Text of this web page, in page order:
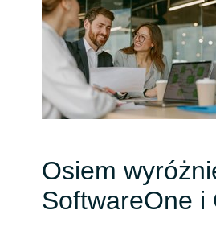
Finland
France
Germany
Iceland
India
Strategia
Ogólne warunki
Osiem
SoftwareOne i